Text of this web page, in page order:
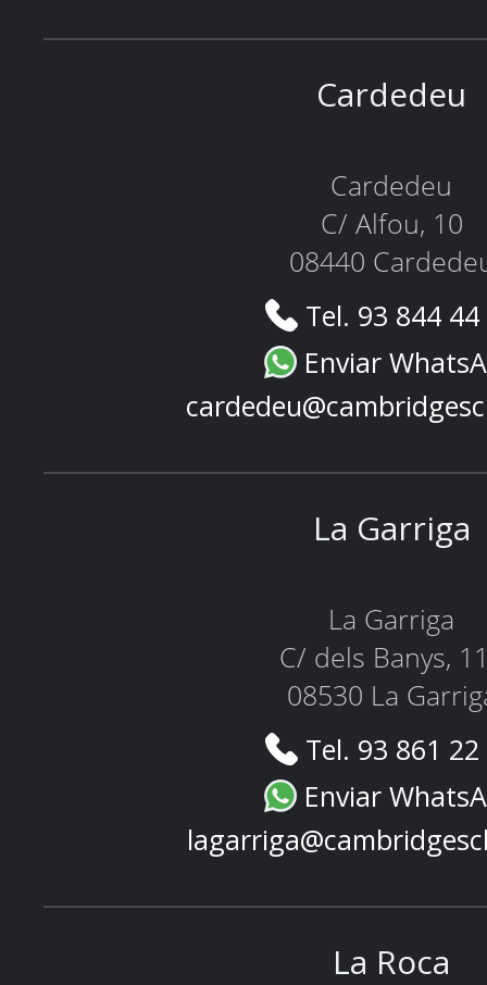
Cardedeu
Cardedeu
C/ Alfou, 10
08440
Tel. 93 844
Enviar
La Garriga
La Garriga
C/ dels Banys,
08530 La
Tel. 93 861
Enviar
La Roca